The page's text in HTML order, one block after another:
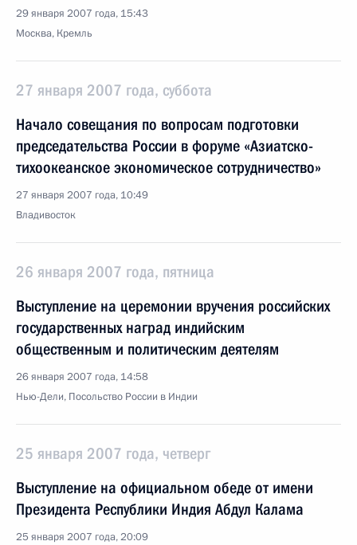
29 января 2007 года, 15:43
Москва, Кремль
27 января 2007 года, суббота
Начало совещания по вопросам подготовки
председательства России в форуме «Азиатско-
тихоокеанское экономическое сотрудничество»
27 января 2007 года, 10:49
Владивосток
26 января 2007 года, пятница
Выступление на церемонии вручения российских
государственных наград индийским
общественным и политическим деятелям
26 января 2007 года, 14:58
Нью-Дели, Посольство России в Индии
25 января 2007 года, четверг
Выступление на официальном обеде от имени
Президента Республики Индия Абдул Калама
25 января 2007 года, 20:09